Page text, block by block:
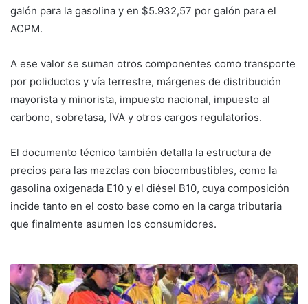
galón para la gasolina y en $5.932,57 por galón para el
ACPM.
A ese valor se suman otros componentes como transporte
por poliductos y vía terrestre, márgenes de distribución
mayorista y minorista, impuesto nacional, impuesto al
carbono, sobretasa, IVA y otros cargos regulatorios.
El documento técnico también detalla la estructura de
precios para las mezclas con biocombustibles, como la
gasolina oxigenada E10 y el diésel B10, cuya composición
incide tanto en el costo base como en la carga tributaria
que finalmente asumen los consumidores.